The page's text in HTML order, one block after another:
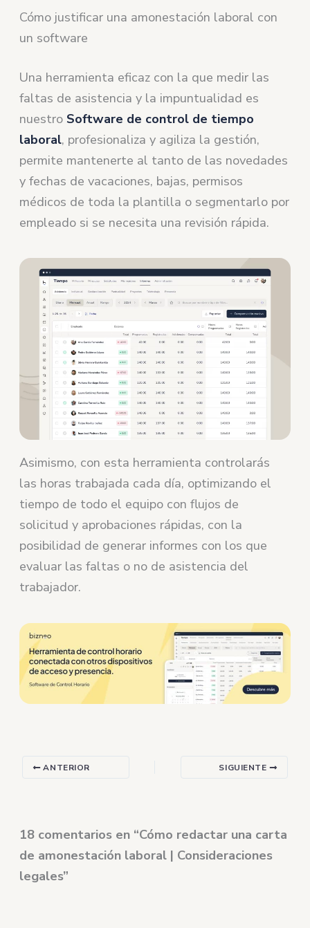
Cómo justificar una amonestación laboral con
un software
Una herramienta eficaz con la que medir las
faltas de asistencia y la impuntualidad es
nuestro Software de control de tiempo
laboral, profesionaliza y agiliza la gestión,
permite mantenerte al tanto de las novedades
y fechas de vacaciones, bajas, permisos
médicos de toda la plantilla o segmentarlo por
empleado si se necesita una revisión rápida.
Asimismo, con esta herramienta controlarás
las horas trabajada cada día, optimizando el
tiempo de todo el equipo con flujos de
solicitud y aprobaciones rápidas, con la
posibilidad de generar informes con los que
evaluar las faltas o no de asistencia del
trabajador.
ANTERIOR SIGUIENTE
18 comentarios en “Cómo redactar una carta
de amonestación laboral | Consideraciones
legales”